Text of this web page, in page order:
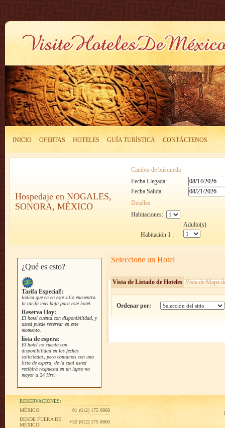
INICIO OFERTAS HOTELES GUÍA TURÍSTICA CONTÁCTENOS
Hospedaje en NOGALES,
SONORA, MÉXICO
Cambio de búsqueda
Fecha Llegada:
Fecha Salida:
Detalles
Habitaciones:
Adulto(s)
Habitación 1 :
¿Qué es esto?
Tarifa Especial!:
Indica que en en este sitio encuentra
la tarifa mas baja para este hotel.
Reserva Hoy:
El hotel cuenta con disponibilidad, y
usted puede reservar en este
momento.
lista de espera:
El hotel no cuenta con
disponibilidad en las fechas
solicitadas, pero contamos con una
lista de espera, de la cual usted
recibirá respuesta en un lapso no
mayor a 24 Hrs.
Seleccione un Hotel
Vista de Listado de Hoteles Vista de Mapa
Ordenar por:
RESERVACIONES:
MÉXICO:
01 (612) 175 0860
DESDE FUERA DE
MÉXICO:
+52 (612) 175 0860